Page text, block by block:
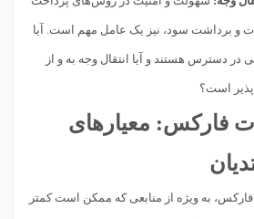
و برداشت سود، نیز یک عامل مهم است. آیا
دسترس هستند و آیا انتقال وجه به و از
است؟
فارکس: معیارهای
به ویژه از منابعی که ممکن است کمتر